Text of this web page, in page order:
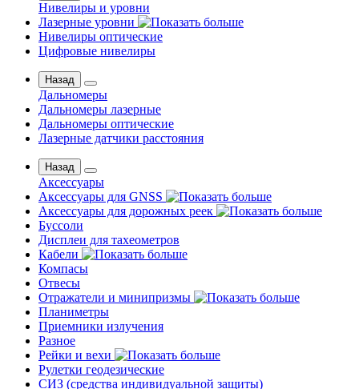
Нивелиры и уровни
Лазерные уровни
Нивелиры оптические
Цифровые нивелиры
Назад
Дальномеры
Дальномеры лазерные
Дальномеры оптические
Лазерные датчики расстояния
Назад
Аксессуары
Аксессуары для GNSS
Аксессуары для дорожных реек
Буссоли
Дисплеи для тахеометров
Кабели
Компасы
Отвесы
Отражатели и минипризмы
Планиметры
Приемники излучения
Разное
Рейки и вехи
Рулетки геодезические
СИЗ (средства индивидуальной защиты)